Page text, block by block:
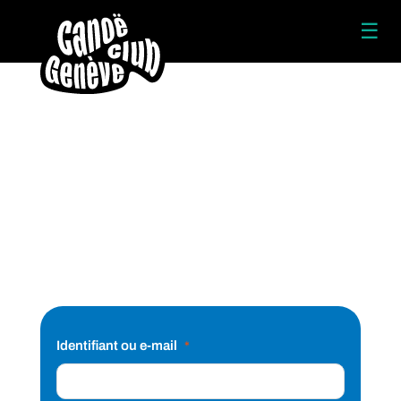
☰
Identifiant ou e-mail *